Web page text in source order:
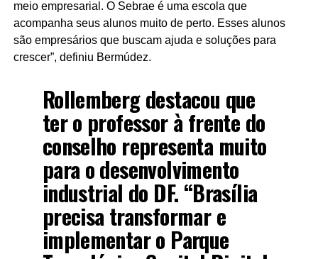
meio empresarial. O Sebrae é uma escola que
acompanha seus alunos muito de perto. Esses alunos
são empresários que buscam ajuda e soluções para
crescer”, definiu Bermúdez.
Rollemberg destacou que
ter o professor à frente do
conselho representa muito
para o desenvolvimento
industrial do DF. “Brasília
precisa transformar e
implementar o Parque